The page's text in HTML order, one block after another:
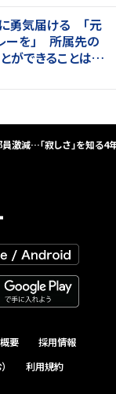
勇気届ける 「元
ーを」 所属先の
ができることは当
激減…「寂しさ」を知る4
要
採用情報
利用規約